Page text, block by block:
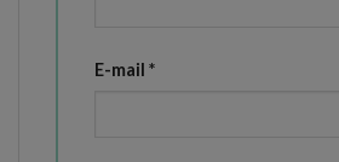
E-mail *